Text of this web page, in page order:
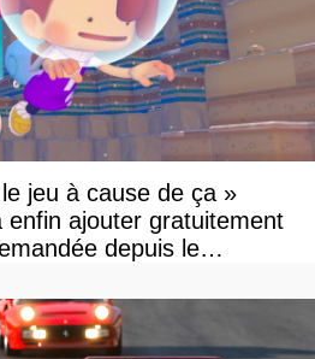
jeu à cause de ça »
enfin ajouter gratuitement
depuis le